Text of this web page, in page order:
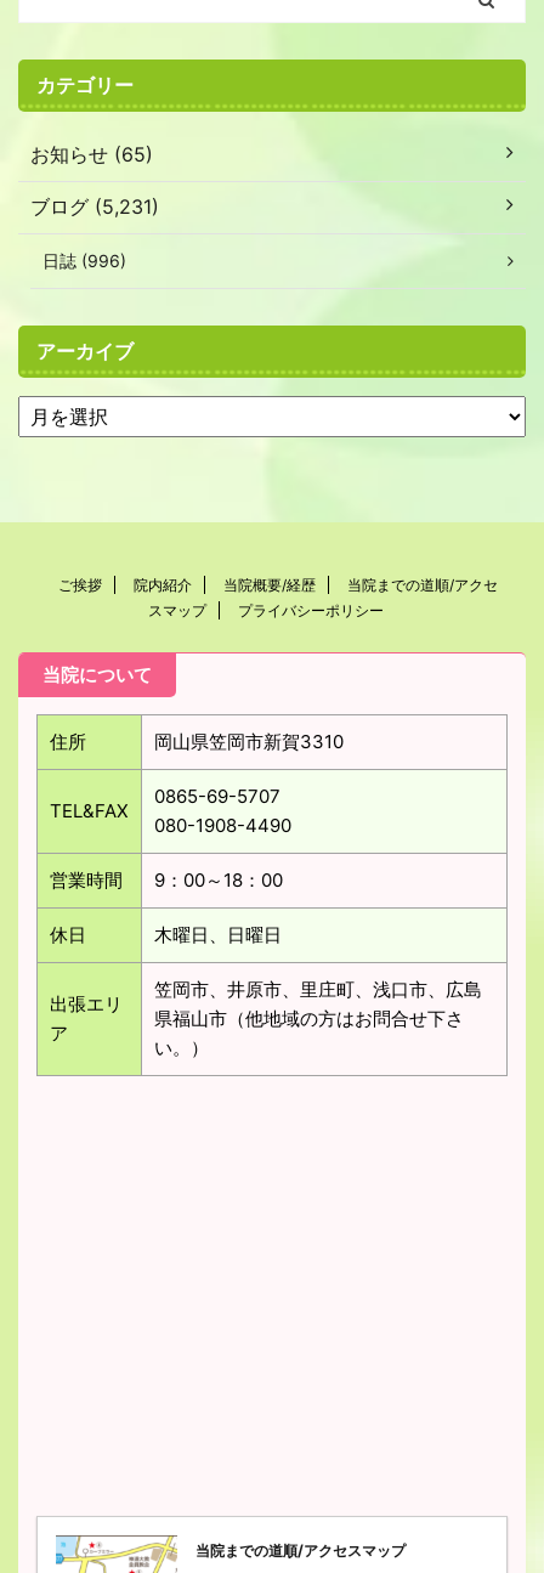
カテゴリー
お知らせ (65)
ブログ (5,231)
日誌 (996)
アーカイブ
ご挨拶 院内紹介 当院概要/経歴
当院までの道順/アクセ
スマップ
プライバシーポリシー
当院について
住所 岡山県笠岡市新賀3310
TEL&FAX
0865-69-5707
080-1908-4490
営業時間 9：00～18：00
休日 木曜日、日曜日
出張エリ
ア
笠岡市、井原市、里庄町、浅口市、広島
県福山市（他地域の方はお問合せ下さ
い。）
当院までの道順/アクセスマップ